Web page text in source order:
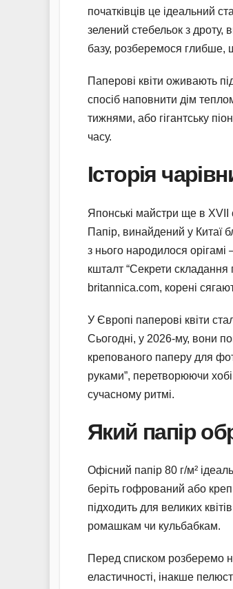
початківців це ідеальний
зелений стебельок з дроту,
базу, розберемося глибше,
Паперові квіти оживають
спосіб наповнити дім
тижнями, або гігантську
часу.
Історія
Японські майстри ще в XVII
Папір, винайдений у Китаї
з нього народилося орігамі
кшталт “Секрети
britannica.com, корені
У Європі паперові квіти
Сьогодні, у 2026-му, вони
крепованого паперу для
руками”, перетворюючи
сучасному ритмі.
Який папір
Офісний папір 80 г/м²
беріть гофрований або
підходить для великих
ромашкам чи кульбабкам.
Перед списком розберемо
еластичності, інакше